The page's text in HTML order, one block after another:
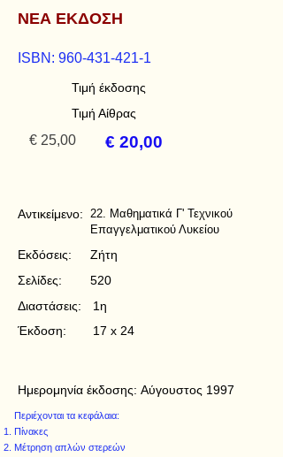
ΝΕΑ ΕΚΔΟΣΗ
ISBN: 960-431-421-1
Τιμή έκδοσης
Τιμή Αίθρας
€ 25,00 € 20,00
Αντικείμενο:
Εκδόσεις:
Σελίδες:
22. Μαθηματικά Γ' Τεχνικού
Επαγγελματικού Λυκείου
Ζήτη
520
Διαστάσεις:
Έκδοση:
1η
17 x 24
Ημερομηνία έκδοσης: Αύγουστος 1997
Περιέχονται τα κεφάλαια:
Πίνακες
Μέτρηση απλών στερεών